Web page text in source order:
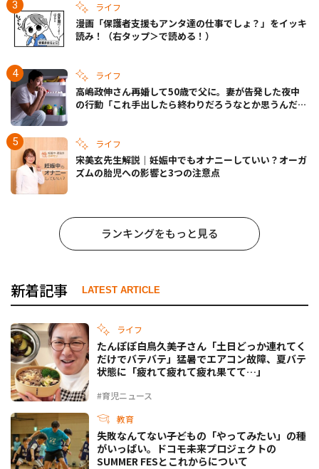
ライフ
漫画「保護者支援もアンタ達の仕事でしょ？」をイッキ
読み！（右タップ＞で読める！）
ライフ
高嶋政伸さん再婚して50歳で父に。妻が告発した夜中
の行動「これ手出したら終わりだろうなとか思うんだけ
ライフ
宋美玄先生解説｜妊娠中でもオナニーしていい？オーガ
ズムの胎児への影響と3つの注意点
ランキングをもっと見る
新着記事 LATEST ARTICLE
ライフ
#育児ニュース
たんぽぽ白鳥久美子さん「土日どっか連れてく
だけでバテバテ」猛暑でエアコン故障、夏バテ
状態に「疲れて疲れて疲れ果てて…」
教育
失敗なんてない――子どもの「やってみたい」の種
がいっぱい。ドコモ未来プロジェクトの
SUMMER FESとこれからについて